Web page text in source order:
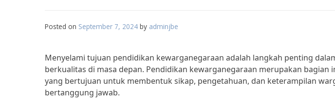
Posted on September 7, 2024 by adminjbe
Menyelami tujuan pendidikan kewarganegaraan adalah langkah penting
berkualitas di masa depan. Pendidikan kewarganegaraan merupakan bagian
yang bertujuan untuk membentuk sikap, pengetahuan, dan keterampilan
bertanggung jawab.